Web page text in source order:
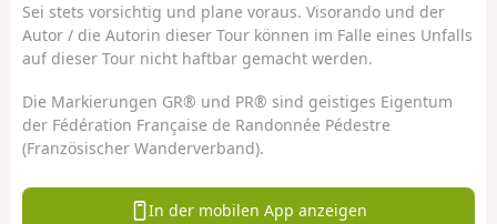
Sei stets vorsichtig und plane voraus. Visorando und der
Autor / die Autorin dieser Tour können im Falle eines Unfalls
auf dieser Tour nicht haftbar gemacht werden.
Die Markierungen GR® und PR® sind geistiges Eigentum
der Fédération Française de Randonnée Pédestre
(Französischer Wanderverband).
In der mobilen App anzeigen